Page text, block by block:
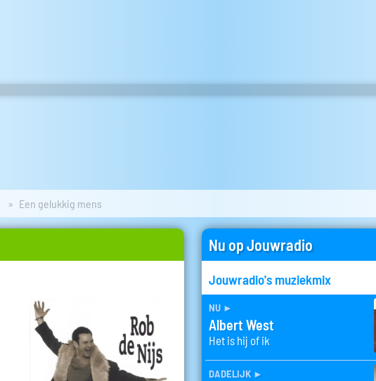
Een gelukkig mens
Nu op Jouwradio
Jouwradio's muziekmix
nu ►
Albert West
Het is hij of ik
dadelijk ►